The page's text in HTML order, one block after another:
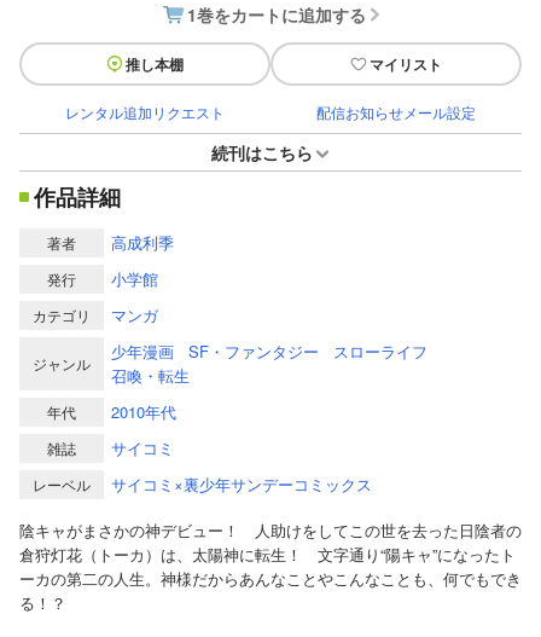
1巻をカートに追加する
推し本棚 マイリスト
レンタル追加リクエスト 配信お知らせメール設定
続刊はこちら
作品詳細
著者 高成利季
発行 小学館
カテゴリ マンガ
ジャンル
少年漫画 SF・ファンタジー
スローライフ
召喚・転生
年代 2010年代
雑誌 サイコミ
レーベル
サイコミ×裏少年サンデーコミックス
陰キャがまさかの神デビュー！ 人助けをしてこの世を去った日陰者の
倉狩灯花（トーカ）は、太陽神に転生！ 文字通り“陽キャ”になったト
ーカの第二の人生。神様だからあんなことやこんなことも、何でもでき
る！？